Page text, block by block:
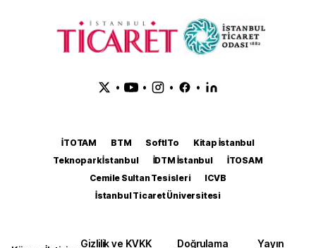
• • • •
İTOTAM BTM SoftITo
Kitap İstanbul
Teknopark İstanbul
İDTM İstanbul
İTOSAM
Cemile Sultan Tesisleri
ICVB
İstanbul Ticaret Üniversitesi
Gizlilik ve KVKK
Doğrulama
Yayın